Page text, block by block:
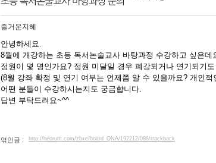
즐거운지혜
안녕하세요.
8월에 개강하는 초등 독서논술교사 바탕과정 수강하고 싶은데
정원이 몇 명인가요? 정원 미달일 경우 폐강되거나 연기되기
(8월 강좌 확정 및 연기 여부는 언제쯤 알 수 있을까요? 개인
어떤 분들이 수강하시는지도 궁금합니다.
답변 부탁드려요~^^
엮인글 : http://heorum.com/zbxe/board_QNA/192212/088/trackback